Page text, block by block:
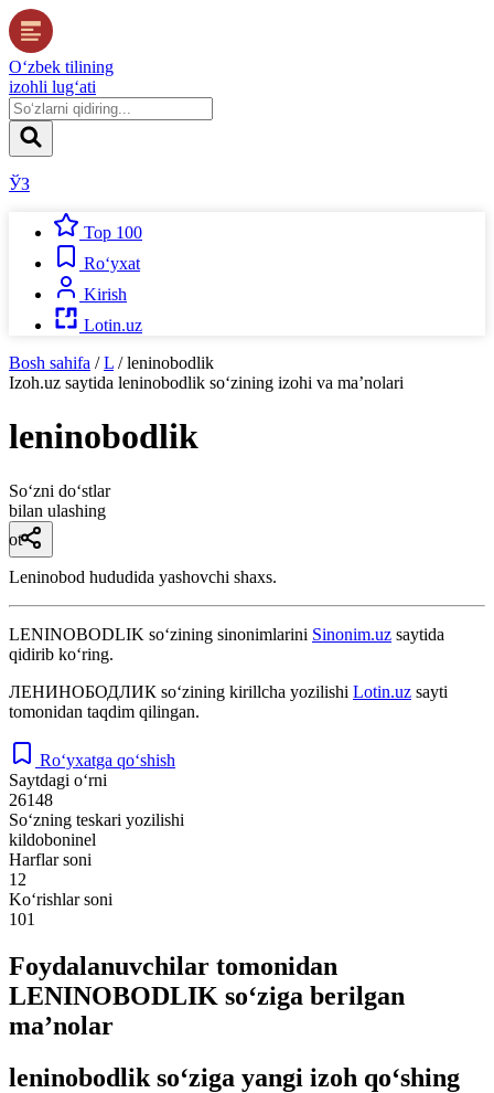
O‘zbek tilining
izohli lug‘ati
ЎЗ
Top 100
Ro‘yxat
Kirish
Lotin.uz
Bosh sahifa / L / leninobodlik
Izoh.uz saytida leninobodlik so‘zining izohi va ma’nolari
leninobodlik
So‘zni do‘stlar
bilan ulashing
ot
Leninobod hududida yashovchi shaxs.
LENINOBODLIK so‘zining sinonimlarini Sinonim.uz saytida
qidirib ko‘ring.
ЛЕНИНОБОДЛИК so‘zining kirillcha yozilishi Lotin.uz sayti
tomonidan taqdim qilingan.
Ro‘yxatga qo‘shish
Saytdagi o‘rni
26148
So‘zning teskari yozilishi
kildoboninel
Harflar soni
12
Ko‘rishlar soni
101
Foydalanuvchilar tomonidan
LENINOBODLIK so‘ziga berilgan
ma’nolar
leninobodlik so‘ziga yangi izoh qo‘shing